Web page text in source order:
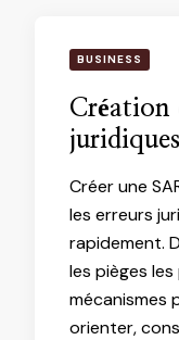
BUSINESS
Création
Créer une
les erreurs
rapidement.
les pièges
mécanismes
orienter,